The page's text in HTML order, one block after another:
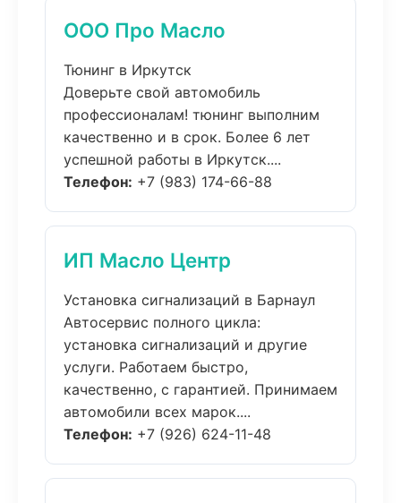
ООО Про Масло
Тюнинг в Иркутск
Доверьте свой автомобиль
профессионалам! тюнинг выполним
качественно и в срок. Более 6 лет
успешной работы в Иркутск....
Телефон: +7 (983) 174-66-88
ИП Масло Центр
Установка сигнализаций в Барнаул
Автосервис полного цикла:
установка сигнализаций и другие
услуги. Работаем быстро,
качественно, с гарантией. Принимаем
автомобили всех марок....
Телефон: +7 (926) 624-11-48